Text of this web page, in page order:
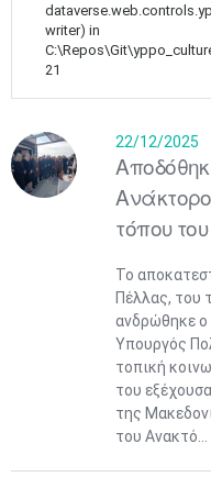
writer) in
21
22/12/2025
τόπου
Το
Πέλλας, του
ανδρώθηκε
Υπουργός
τοπική
του
της
του Ανακτό...